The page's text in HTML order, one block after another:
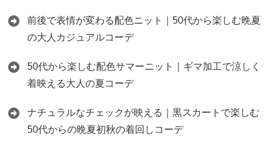
前後で表情が変わる配色ニット｜50代から楽しむ晩夏
の大人カジュアルコーデ
50代から楽しむ配色サマーニット｜ギマ加工で涼しく
着映える大人の夏コーデ
ナチュラルなチェックが映える｜黒スカートで楽しむ
50代からの晩夏初秋の着回しコーデ